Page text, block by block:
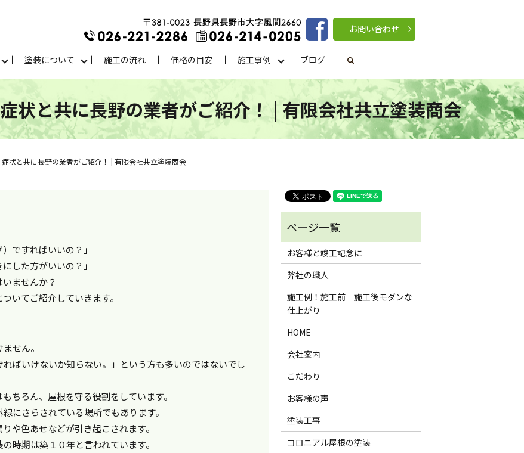
お問い合わせ
塗装について 施工の流れ 価格の目安 施工事例 ブログ search
状と共に長野の業者がご紹介！ | 有限会社共立塗装商会
状と共に長野の業者がご紹介！ | 有限会社共立塗装商会
ですればいいの？」
した方がいいの？」
ませんか？
いてご紹介していきます。
せん。
ばいけないか知らない。」という方も多いのではないでし
ちろん、屋根を守る役割をしています。
にさらされている場所でもあります。
や色あせなどが引き起こされます。
時期は築１０年と言われています。
お客様と竣工記念に
弊社の職人
施工例！施工前 施工後モダンな
仕上がり
HOME
会社案内
こだわり
お客様の声
塗装工事
コロニアル屋根の塗装